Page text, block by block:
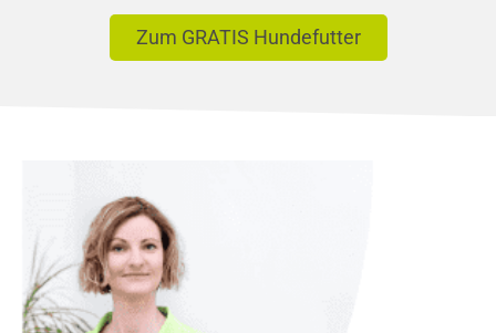
Zum GRATIS Hundefutter